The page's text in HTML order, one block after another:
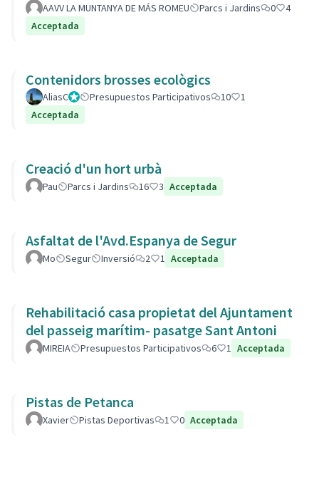
AAVV LA MUNTANYA DE MÁS ROMEU Parcs i Jardins 0
4
Acceptada
Contenidors brosses ecològics
AliasCGestorPresupuestos Participativos 10
1
Acceptada
Creació d'un hort urbà
Pau Parcs i Jardins 16 3 Acceptada
Asfaltat de l'Avd.Espanya de Segur
Mo Segur Inversió 2 1 Acceptada
Rehabilitació casa propietat del Ajuntament
del passeig marítim- pasatge Sant Antoni
MIREIA Presupuestos Participativos 6 1 Acceptada
Pistas de Petanca
Xavier Pistas Deportivas 1 0 Acceptada